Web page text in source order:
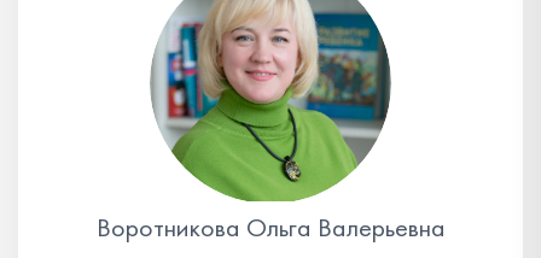
Воротникова Ольга Валерьевна